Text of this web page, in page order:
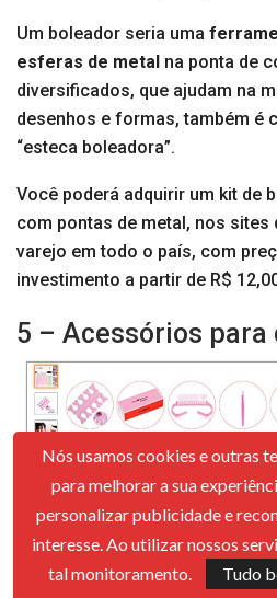
Um boleador seria uma
esferas de metal na ponta de
diversificados, que ajudam na
desenhos e formas, também é
“esteca boleadora”.
Você poderá adquirir um kit de
com pontas de metal, nos
varejo em todo o país, com
investimento a partir de R$
5 – Acessórios para
Nós usamos cookies e outras
para melhorar a sua
personalizar publicidade e
interesse. Ao utilizar nossos
tal monitoramento.
Tudo